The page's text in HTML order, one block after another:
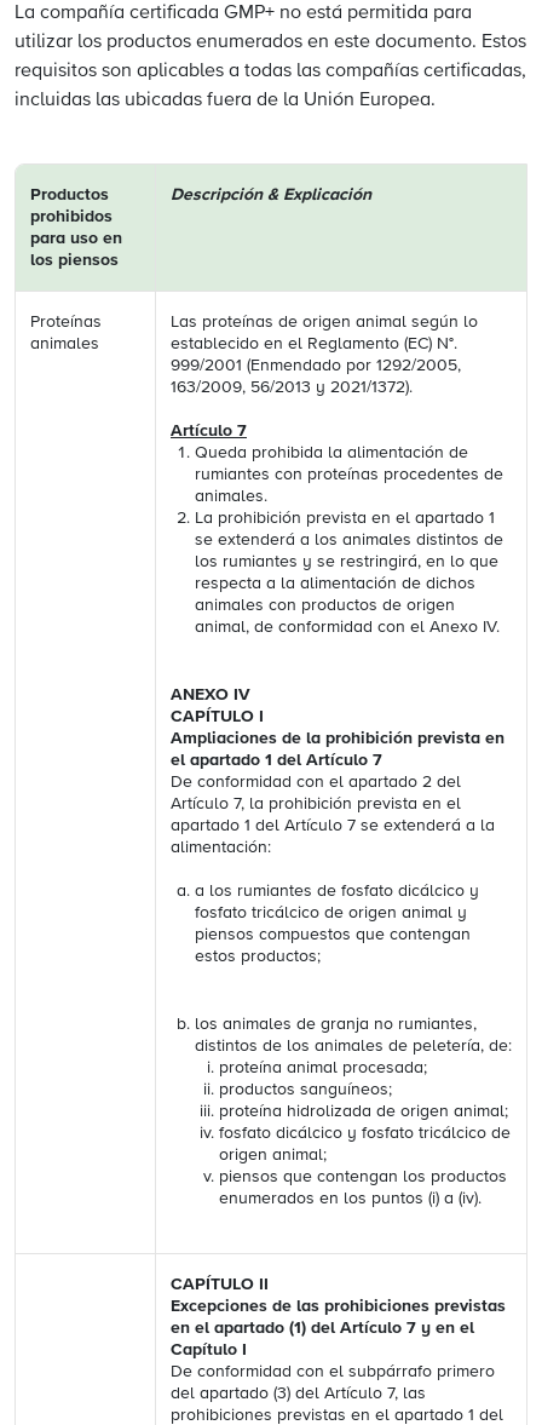
La compañía certificada GMP+ no está permitida para
utilizar los productos enumerados en este documento. Estos
requisitos son aplicables a todas las compañías certificadas,
incluidas las ubicadas fuera de la Unión Europea.
Productos
prohibidos
para uso en
los piensos
Descripción & Explicación
Proteínas
animales
Las proteínas de origen animal según lo
establecido en el Reglamento (EC) N°.
999/2001 (Enmendado por 1292/2005,
163/2009, 56/2013 y 2021/1372).
Artículo 7
Queda prohibida la alimentación de
rumiantes con proteínas procedentes de
animales.
La prohibición prevista en el apartado 1
se extenderá a los animales distintos de
los rumiantes y se restringirá, en lo que
respecta a la alimentación de dichos
animales con productos de origen
animal, de conformidad con el Anexo IV.
ANEXO IV
CAPÍTULO I
Ampliaciones de la prohibición prevista en
el apartado 1 del Artículo 7
De conformidad con el apartado 2 del
Artículo 7, la prohibición prevista en el
apartado 1 del Artículo 7 se extenderá a la
alimentación:
a los rumiantes de fosfato dicálcico y
fosfato tricálcico de origen animal y
piensos compuestos que contengan
estos productos;
los animales de granja no rumiantes,
distintos de los animales de peletería, de:
proteína animal procesada;
productos sanguíneos;
proteína hidrolizada de origen animal;
fosfato dicálcico y fosfato tricálcico de
origen animal;
piensos que contengan los productos
enumerados en los puntos (i) a (iv).
CAPÍTULO II
Excepciones de las prohibiciones previstas
en el apartado (1) del Artículo 7 y en el
Capítulo I
De conformidad con el subpárrafo primero
del apartado (3) del Artículo 7, las
prohibiciones previstas en el apartado 1 del